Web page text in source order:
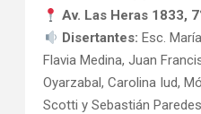
Av. Las Heras 1833,
Disertantes:Esc.
Flavia Medina, Juan
Oyarzabal, Carolina Iud,
Scotti y Sebastián